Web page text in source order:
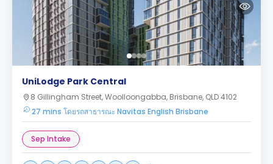
UniLodge Park Central
8 Gillingham Street, Woolloongabba, Brisbane, QLD 4102
27 mins โดยรถสาธารณะ Navitas English Brisbane
Sep Intake